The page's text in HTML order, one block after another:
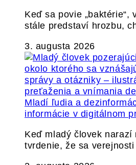
Keď sa povie „baktérie“,
stále predstaví hrozbu,
3. augusta 2026
Mladí ľudia a
informácie v digitálnom
Keď mladý človek narazí
tvrdenie, že sa